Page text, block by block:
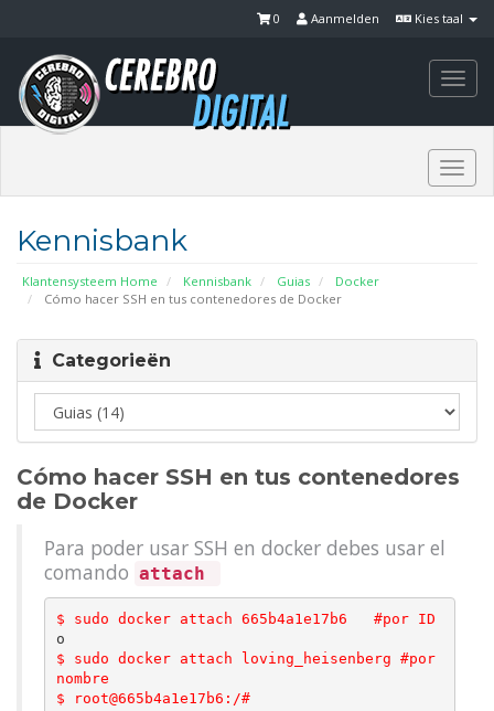
Kies taal
Aanmelden
0
Kennisbank
Klantensysteem Home Kennisbank Guias
Docker
Cómo hacer SSH en tus contenedores de Docker
Categorieën
Cómo hacer SSH en tus contenedores
de Docker
Para poder usar SSH en docker debes usar el
comando attach
$ sudo docker attach 665b4a1e17b6 #por ID
$ sudo docker attach loving_heisenberg #por
nombre
$ root@665b4a1e17b6 :/#